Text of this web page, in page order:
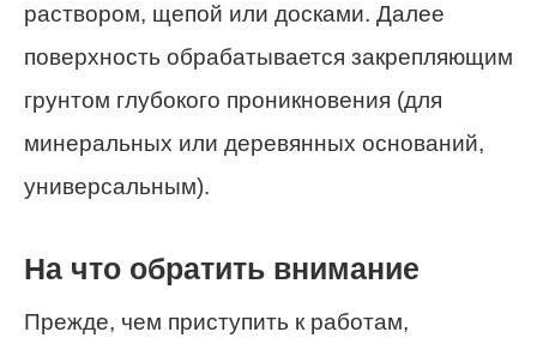
раствором, щепой или досками. Далее
поверхность обрабатывается закрепляющим
грунтом глубокого проникновения (для
минеральных или деревянных оснований,
универсальным).
На что обратить внимание
Прежде, чем приступить к работам,